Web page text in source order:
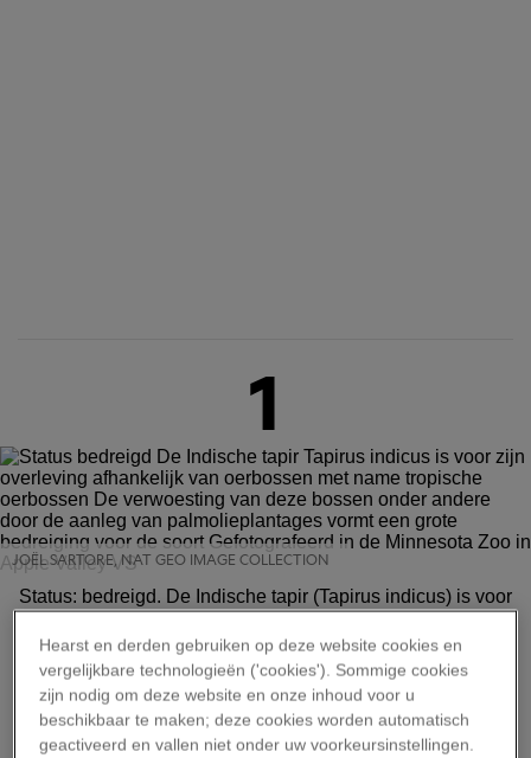
1
JOËL SARTORE, NAT GEO IMAGE COLLECTION
Status: bedreigd. De Indische tapir (Tapirus indicus) is voor
zijn overleving afhankelijk van oerbossen, met name
tropische oerbossen. De verwoesting van deze bossen,
onder andere door de aanleg van palmolieplantages,
vormt een grote bedreiging voor de soort. Gefotografeerd
in de Minnesota Zoo in Apple Valley, VS.
Hearst en derden gebruiken op deze website cookies en
vergelijkbare technologieën ('cookies'). Sommige cookies
zijn nodig om deze website en onze inhoud voor u
beschikbaar te maken; deze cookies worden automatisch
geactiveerd en vallen niet onder uw voorkeursinstellingen.